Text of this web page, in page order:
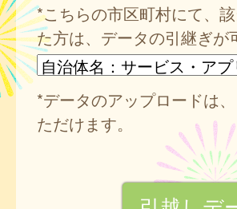
*こちらの市区町村にて、
た方は、データの引継ぎが
*データのアップロードは
ただけます。